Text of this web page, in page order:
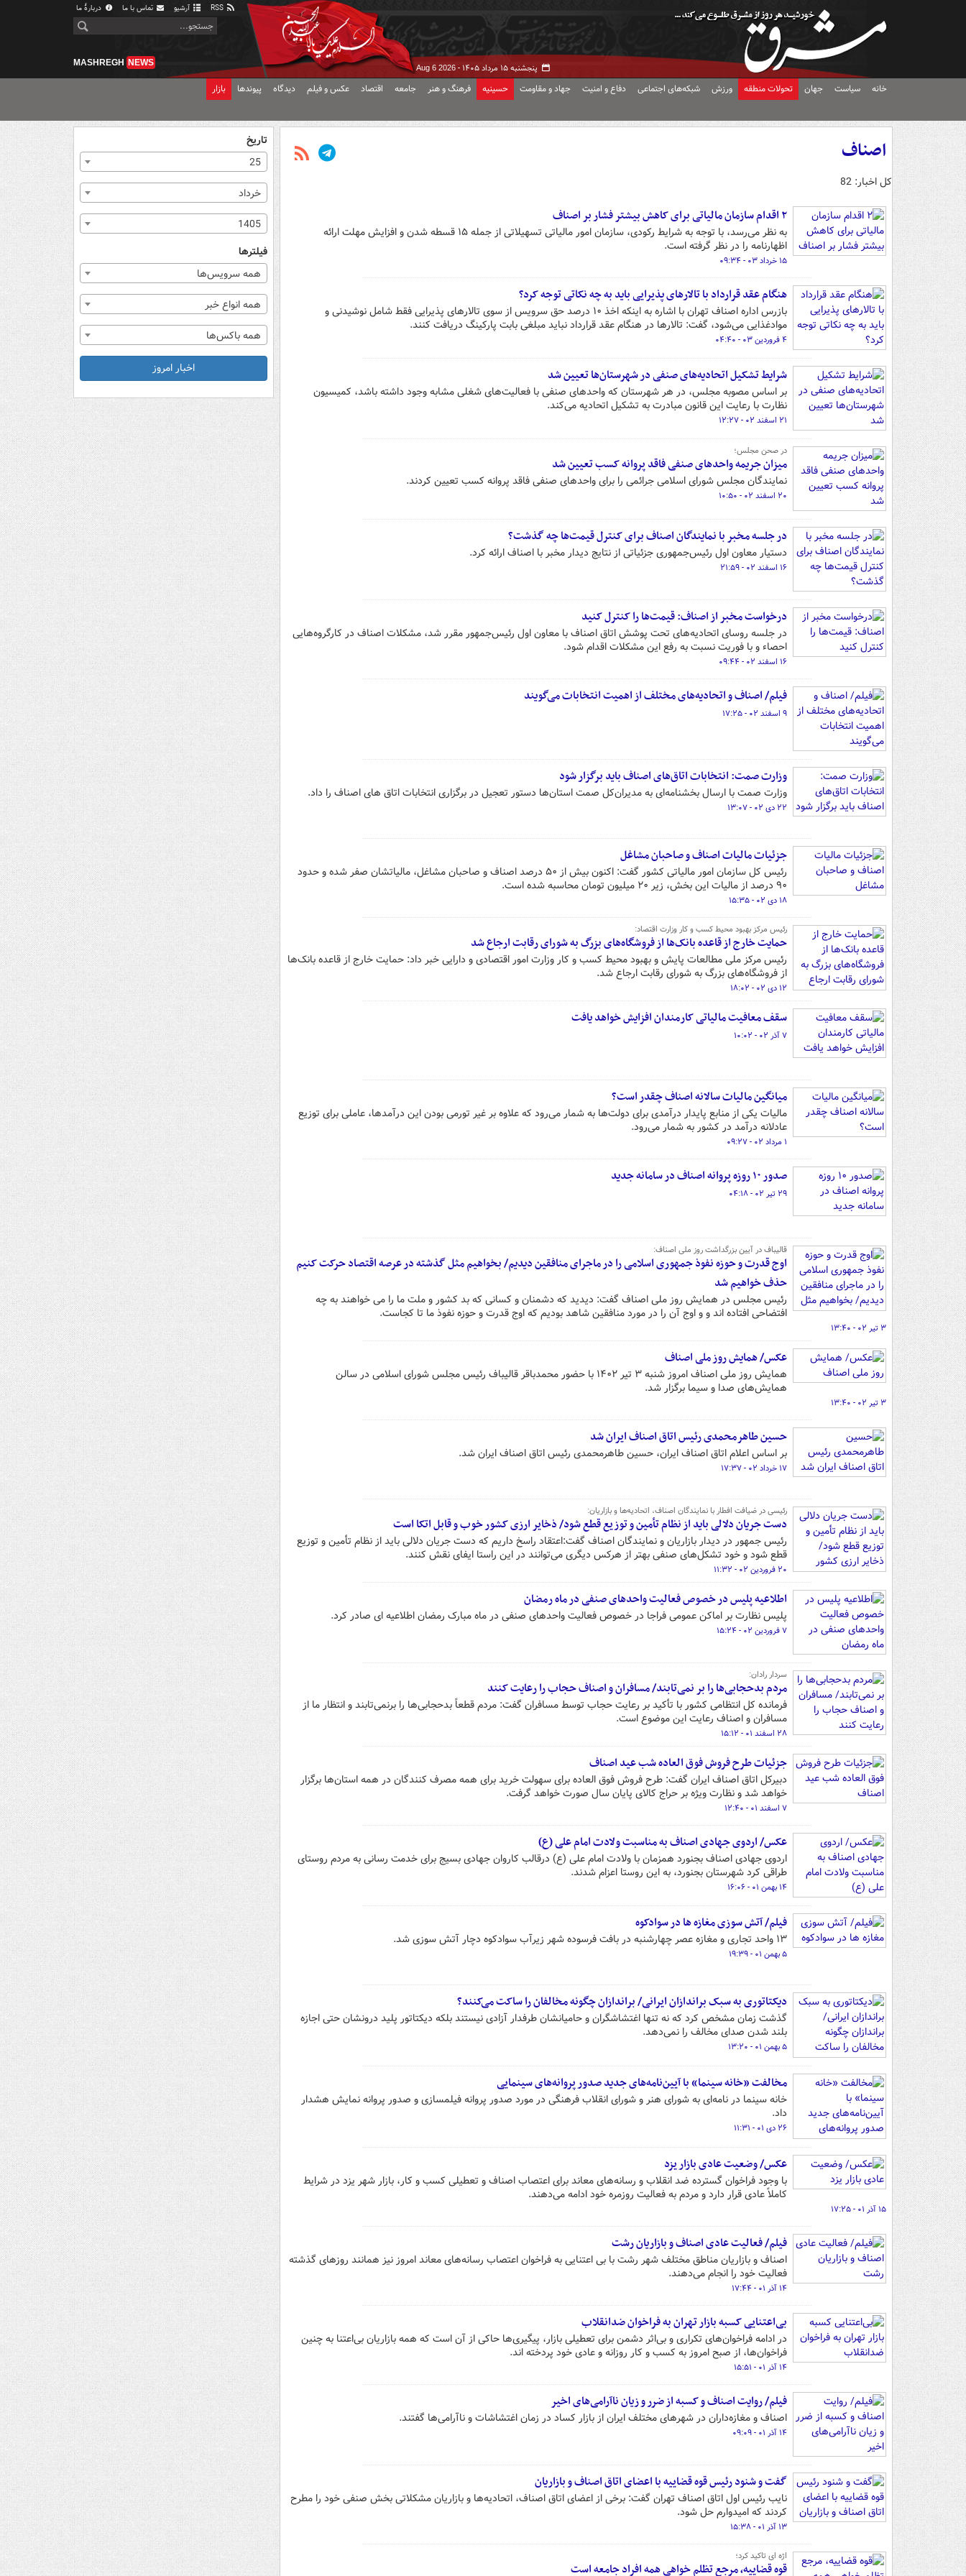
آرشیو تماس با ما دربارهٔ ما
پنجشنبه ۱۵ مرداد ۱۴۰۵ - Aug 6 2026
MASHREGH NEWS
خانه سیاست جهان تحولات منطقه ورزش شبکه‌های اجتماعی دفاع و امنیت جهاد و مقاومت حسینیه فرهنگ و هنر جامعه اقتصاد عکس و فیلم دیدگاه پیوندها بازار
اصناف
کل اخبار: 82
۲ اقدام سازمان مالیاتی برای کاهش بیشتر فشار بر اصناف
به نظر می‌رسد، با توجه به شرایط رکودی، سازمان امور مالیاتی تسهیلاتی از جمله ۱۵ قسطه شدن و افزایش مهلت ارائه
اظهارنامه را در نظر گرفته است.
۱۵ خرداد ۰۳ - ۰۹:۳۴
هنگام عقد قرارداد با تالارهای پذیرایی باید به چه نکاتی توجه کرد؟
بازرس اداره اصناف تهران با اشاره به اینکه اخذ ۱۰ درصد حق سرویس از سوی تالارهای پذیرایی فقط شامل نوشیدنی و
موادغذایی می‌شود، گفت: تالارها در هنگام عقد قرارداد نباید مبلغی بابت پارکینگ دریافت کنند.
۴ فروردین ۰۳ - ۰۴:۴۰
شرایط تشکیل اتحادیه‌های صنفی در شهرستان‌ها تعیین شد
بر اساس مصوبه مجلس، در هر شهرستان که واحدهای صنفی با فعالیت‌های شغلی مشابه وجود داشته باشد، کمیسیون
نظارت با رعایت این قانون مبادرت به تشکیل اتحادیه‌ می‌کند.
۲۱ اسفند ۰۲ - ۱۲:۲۷
در صحن مجلس؛
میزان جریمه واحدهای صنفی فاقد پروانه کسب تعیین شد
نمایندگان مجلس شورای اسلامی جرائمی را برای واحدهای صنفی فاقد پروانه کسب تعیین کردند.
۲۰ اسفند ۰۲ - ۱۰:۵۰
در جلسه مخبر با نمایندگان اصناف برای کنترل قیمت‌ها چه گذشت؟
دستیار معاون اول رئیس‌جمهوری جزئیاتی از نتایج دیدار مخبر با اصناف ارائه کرد.
۱۶ اسفند ۰۲ - ۲۱:۵۹
درخواست مخبر از اصناف: قیمت‌ها را کنترل کنید
در جلسه روسای اتحادیه‌های تحت پوشش اتاق اصناف با معاون اول رئیس‌جمهور مقرر شد، مشکلات اصناف در کارگروه‌هایی
احصاء و با فوریت نسبت به رفع این مشکلات اقدام شود.
۱۶ اسفند ۰۲ - ۰۹:۴۴
فیلم/ اصناف و اتحادیه‌های مختلف از اهمیت انتخابات می‌گویند
۹ اسفند ۰۲ - ۱۷:۲۵
وزارت صمت: انتخابات اتاق‌های اصناف باید برگزار شود
وزارت صمت با ارسال بخشنامه‌ای به مدیران‌کل صمت استان‌ها دستور تعجیل در برگزاری انتخابات اتاق های اصناف را داد.
۲۲ دی ۰۲ - ۱۳:۰۷
جزئیات مالیات اصناف و صاحبان مشاغل
رئیس کل سازمان امور مالیاتی کشور گفت: اکنون بیش از ۵۰ درصد اصناف و صاحبان مشاغل، مالیاتشان صفر شده و حدود
۹۰ درصد از مالیات این بخش، زیر ۲۰ میلیون تومان محاسبه شده است.
۱۸ دی ۰۲ - ۱۵:۳۵
رئیس مرکز بهبود محیط کسب و کار وزارت اقتصاد:
حمایت‌ خارج از قاعده بانک‌ها از فروشگاه‌های بزرگ به شورای رقابت ارجاع شد
رئیس مرکز ملی مطالعات پایش و بهبود محیط کسب و کار وزارت امور اقتصادی و دارایی خبر داد: حمایت‌ خارج از قاعده بانک‌ها
از فروشگاه‌های بزرگ به شورای رقابت ارجاع شد.
۱۲ دی ۰۲ - ۱۸:۰۲
سقف معافیت مالیاتی کارمندان افزایش خواهد یافت
۷ آذر ۰۲ - ۱۰:۰۲
میانگین‌ مالیات سالانه اصناف‌ چقدر است؟
مالیات یکی از منابع پایدار درآمدی برای دولت‌ها به شمار می‌رود که علاوه بر غیر تورمی بودن این درآمدها، عاملی برای توزیع
عادلانه درآمد در کشور به شمار می‌رود.
۱ مرداد ۰۲ - ۰۹:۲۷
صدور ۱۰ روزه پروانه اصناف در سامانه جدید
۲۹ تیر ۰۲ - ۰۴:۱۸
قالیباف در آیین بزرگداشت روز ملی اصناف:
اوج قدرت و حوزه نفوذ جمهوری اسلامی را در ماجرای منافقین دیدیم/ بخواهیم مثل گذشته در عرصه اقتصاد حرکت کنیم
حذف خواهیم شد
رئیس مجلس در همایش روز ملی اصناف گفت: دیدید که دشمنان و کسانی که بد کشور و ملت ما را می خواهند به چه
افتضاحی افتاده اند و و اوج آن را در مورد منافقین شاهد بودیم که اوج قدرت و حوزه نفوذ ما تا کجاست.
۳ تیر ۰۲ - ۱۳:۴۰
عکس/ همایش روز ملی اصناف
همایش روز ملی اصناف امروز شنبه ۳ تیر ۱۴۰۲ با حضور محمدباقر قالیباف رئیس مجلس شورای اسلامی در سالن
همایش‌های صدا و سیما برگزار شد.
۳ تیر ۰۲ - ۱۳:۴۰
حسین طاهرمحمدی رئیس اتاق اصناف ایران شد
بر اساس اعلام اتاق اصناف ایران، حسین طاهرمحمدی رئیس اتاق اصناف ایران شد.
۱۷ خرداد ۰۲ - ۱۷:۳۷
رئیسی در ضیافت افطار با نمایندگان اصناف، اتحادیه‌ها و بازاریان:
دست جریان دلالی باید از نظام تأمین و توزیع قطع شود/ ذخایر ارزی کشور خوب و قابل اتکا است
رئیس جمهور در دیدار بازاریان و نمایندگان اصناف گفت:اعتقاد راسخ داریم که دست جریان دلالی باید از نظام تأمین و توزیع
قطع شود و خود تشکل‌های صنفی بهتر از هرکس دیگری می‌توانند در این راستا ایفای نقش کنند.
۲۰ فروردین ۰۲ - ۱۱:۳۲
اطلاعیه پلیس در خصوص فعالیت واحدهای صنفی در ماه رمضان
پلیس نظارت بر اماکن عمومی فراجا در خصوص فعالیت واحدهای صنفی در ماه مبارک رمضان اطلاعیه ای صادر کرد.
۷ فروردین ۰۲ - ۱۵:۲۴
سردار رادان:
مردم بدحجابی‌ها را بر نمی‌تابند/ مسافران و اصناف حجاب را رعایت کنند
فرمانده کل انتظامی کشور با تأکید بر رعایت حجاب توسط مسافران گفت: مردم قطعاً بدحجابی‌ها را برنمی‌تابند و انتظار ما از
مسافران و اصناف رعایت این موضوع است.
۲۸ اسفند ۰۱ - ۱۵:۱۲
جزئیات طرح فروش فوق العاده شب عید اصناف
دبیرکل اتاق اصناف ایران گفت: طرح فروش فوق العاده برای سهولت خرید برای همه مصرف کنندگان در همه استان‌ها برگزار
خواهد شد و نظارت ویژه بر حراج کالای پایان سال صورت خواهد گرفت.
۷ اسفند ۰۱ - ۱۲:۴۰
عکس/ اردوی جهادی اصناف به مناسبت ولادت امام علی (ع)
اردوی جهادی اصناف بجنورد همزمان با ولادت امام علی (ع) درقالب کاروان جهادی بسیج برای خدمت رسانی به مردم روستای
طراقی کرد شهرستان بجنورد، به این روستا اعزام شدند.
۱۴ بهمن ۰۱ - ۱۶:۰۶
فیلم/ آتش سوزی مغازه ها در سوادکوه
۱۳ واحد تجاری و مغازه عصر چهارشنبه در بافت فرسوده شهر زیرآب سوادکوه دچار آتش سوزی شد.
۵ بهمن ۰۱ - ۱۹:۳۹
دیکتاتوری به سبک براندازان ایرانی/ براندازان چگونه مخالفان را ساکت می‌کنند؟
گذشت زمان مشخص کرد که نه تنها اغتشاشگران و حامیانشان طرفدار آزادی نیستند بلکه دیکتاتور پلید درونشان حتی اجازه
بلند شدن صدای مخالف را نمی‌دهد.
۵ بهمن ۰۱ - ۱۳:۲۰
مخالفت «خانه سینما» با آیین‌نامه‌های جدید صدور پروانه‌های سینمایی
خانه سینما در نامه‌ای به شورای هنر و شورای انقلاب فرهنگی در مورد صدور پروانه فیلمسازی و صدور پروانه نمایش هشدار
داد.
۲۶ دی ۰۱ - ۱۱:۳۱
عکس/ وضعیت عادی بازار یزد
با وجود فراخوان گسترده ضد انقلاب و رسانه‌های معاند برای اعتصاب اصناف و تعطیلی کسب و کار، بازار شهر یزد در شرایط
کاملاً عادی قرار دارد و مردم به فعالیت روزمره خود ادامه می‌دهند.
۱۵ آذر ۰۱ - ۱۷:۲۵
فیلم/ فعالیت عادی اصناف و بازاریان رشت
اصناف و بازاریان مناطق مختلف شهر رشت با بی اعتنایی به فراخوان اعتصاب رسانه‌های معاند امروز نیز همانند روزهای گذشته
فعالیت خود را انجام می‌دهند.
۱۴ آذر ۰۱ - ۱۷:۴۴
بی‌اعتنایی کسبه بازار تهران به فراخوان ضدانقلاب
در ادامه فراخوان‌های تکراری و بی‌اثر دشمن برای تعطیلی بازار، پیگیری‌ها حاکی از آن است که همه بازاریان بی‌اعتنا به چنین
فراخوان‌ها، از صبح امروز به کسب و کار روزانه و عادی خود پردخته اند.
۱۴ آذر ۰۱ - ۱۵:۵۱
فیلم/ روایت اصناف و کسبه از ضرر و زیان ناآرامی‌های اخیر
اصناف و مغازه‌داران در شهرهای مختلف ایران از بازار کساد در زمان اغتشاشات و ناآرامی‌ها گفتند.
۱۴ آذر ۰۱ - ۰۹:۰۹
گفت و شنود رئیس قوه قضاییه با اعضای اتاق اصناف و بازاریان
نایب رئیس اول اتاق اصناف تهران گفت: برخی از اعضای اتاق اصناف، اتحادیه‌ها و بازاریان مشکلاتی بخش صنفی خود را مطرح
کردند که امیدوارم حل شود.
۱۳ آذر ۰۱ - ۱۵:۳۸
اژه ای تاکید کرد؛
قوه قضاییه، مرجع تظلم خواهی همه افراد جامعه است
تاریخ
25
خرداد
1405
فیلترها
همه سرویس‌ها
همه انواع خبر
همه باکس‌ها
اخبار امروز